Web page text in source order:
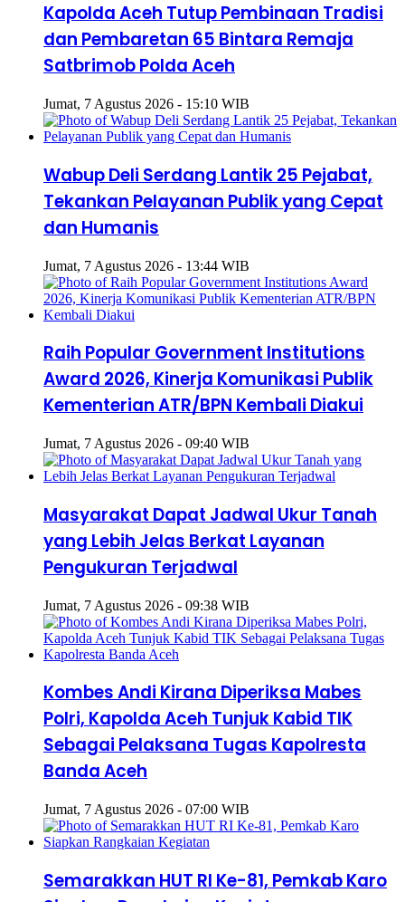
Kapolda Aceh Tutup Pembinaan Tradisi
dan Pembaretan 65 Bintara Remaja
Satbrimob Polda Aceh
Jumat, 7 Agustus 2026 - 15:10 WIB
Wabup Deli Serdang Lantik 25 Pejabat,
Tekankan Pelayanan Publik yang Cepat
dan Humanis
Jumat, 7 Agustus 2026 - 13:44 WIB
Raih Popular Government Institutions
Award 2026, Kinerja Komunikasi Publik
Kementerian ATR/BPN Kembali Diakui
Jumat, 7 Agustus 2026 - 09:40 WIB
Masyarakat Dapat Jadwal Ukur Tanah
yang Lebih Jelas Berkat Layanan
Pengukuran Terjadwal
Jumat, 7 Agustus 2026 - 09:38 WIB
Kombes Andi Kirana Diperiksa Mabes
Polri, Kapolda Aceh Tunjuk Kabid TIK
Sebagai Pelaksana Tugas Kapolresta
Banda Aceh
Jumat, 7 Agustus 2026 - 07:00 WIB
Semarakkan HUT RI Ke-81, Pemkab Karo